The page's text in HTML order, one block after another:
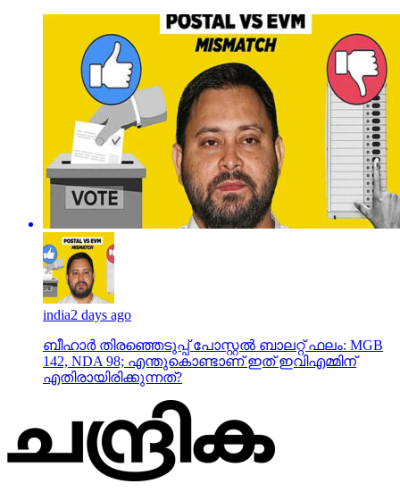
india2 days ago
ബീഹാർ തിരഞ്ഞെടുപ്പ് പോസ്റ്റൽ ബാലറ്റ് ഫലം: MGB
142, NDA 98; എന്തുകൊണ്ടാണ് ഇത് ഇവിഎമ്മിന്
എതിരായിരിക്കുന്നത്?